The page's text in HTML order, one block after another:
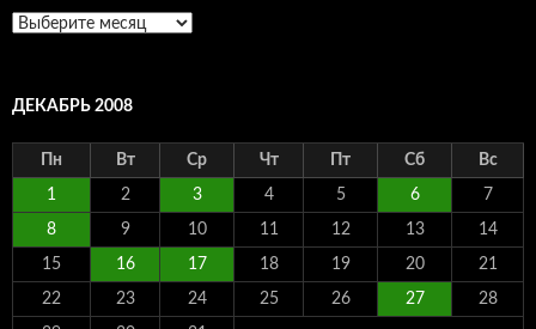
Архив
ДЕКАБРЬ 2008
Пн Вт Ср Чт Пт Сб Вс
1 2 3 4 5 6 7
8 9 10 11 12 13 14
15 16 17 18 19 20 21
22 23 24 25 26 27 28